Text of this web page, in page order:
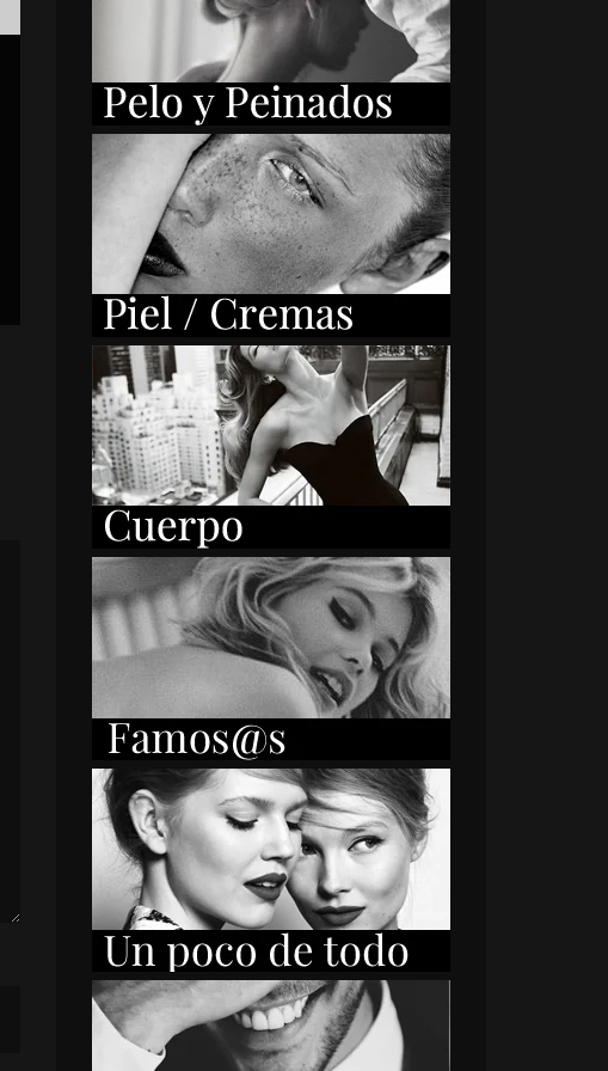
28 CHOLLOS DE MAQUILLAJE
POR 3,99 EUROS O MENOS
BROCHAS, PINCELES CEJAS
COLORETE, BLUSH
DESMAQUILLAR
ESMALTES DE UÑAS
GLOSS
MAQUILLAJE - ACCESORIOS
MAQUILLAJE - LABIOS
MAQUILLAJE - OJOS
MAQUILLAJE - ROSTRO
PERFILADORES
PESTAÑAS POSTIZAS
SOMBRA DE OJOS